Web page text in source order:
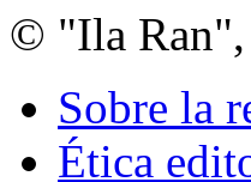
© "Ila Ran",
Sobre la
Ética